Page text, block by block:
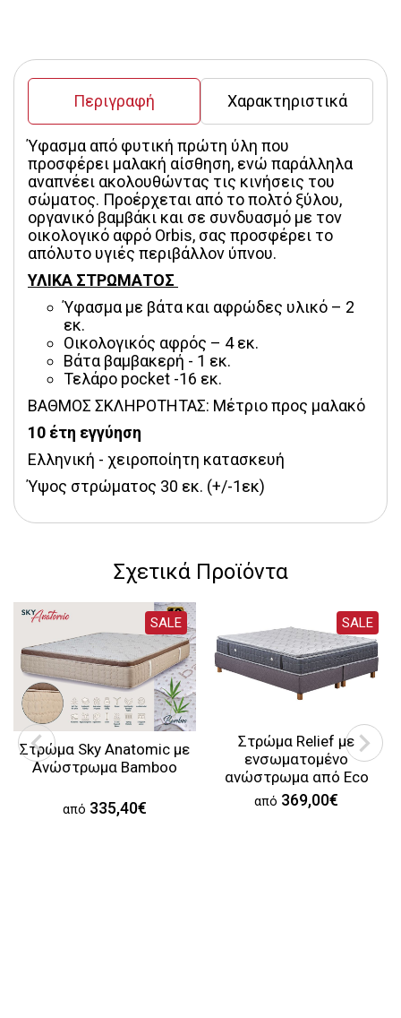
Περιγραφή Χαρακτηριστικά
Ύφασμα από φυτική πρώτη ύλη που
προσφέρει μαλακή αίσθηση, ενώ παράλληλα
αναπνέει ακολουθώντας τις κινήσεις του
σώματος. Προέρχεται από το πολτό ξύλου,
οργανικό βαμβάκι και σε συνδυασμό με τον
οικολογικό αφρό Orbis, σας προσφέρει το
απόλυτο υγιές περιβάλλον ύπνου.
ΥΛΙΚΑ ΣΤΡΩΜΑΤΟΣ
Ύφασμα με βάτα και αφρώδες υλικό – 2
εκ.
Οικολογικός αφρός – 4 εκ.
Βάτα βαμβακερή - 1 εκ.
Τελάρο pocket -16 εκ.
ΒΑΘΜΟΣ ΣΚΛΗΡΟΤΗΤΑΣ: Μέτριο προς μαλακό
10 έτη εγγύηση
Ελληνική - χειροποίητη κατασκευή
Ύψος στρώματος 30 εκ. (+/-1εκ)
Σχετικά Προϊόντα
SALE
Στρώμα Sky Anatomic με
Aνώστρωμα Bamboo
από 335,40€
SALE
Στρώμα Relief με
ενσωματομένο
ανώστρωμα από Eco
Foam
από 369,00€